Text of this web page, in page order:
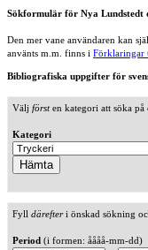
Sökformulär för Nya Lundstedt
Den mer vane användaren kan
använts m.m. finns i Förklaringar
Bibliografiska uppgifter för
Välj försten kategori att söka på
Kategori
Fyll därefteri önskad sökning
Period (i formen: åååå-mm-dd)